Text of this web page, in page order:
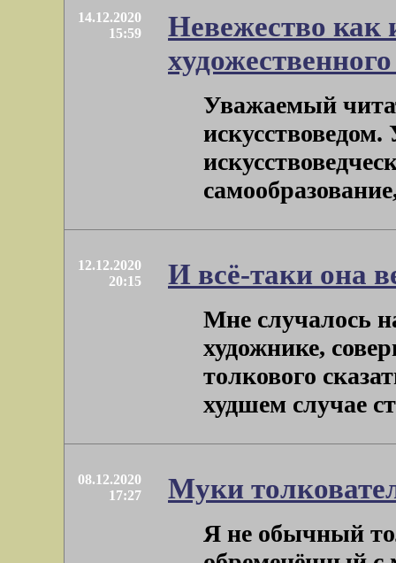
14.12.2020
15:59
Невежество как
Уважаемый
12.12.2020
20:15
И всё-таки она
Мне случалось
художнике,
толкового
худшем случае
08.12.2020
17:27
Муки
Я не обычный